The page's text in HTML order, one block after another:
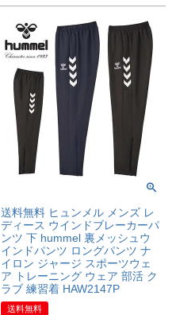
送料無料 ヒュンメル メンズ レ
ディース ウインドブレーカーパ
ンツ 下 hummel 裏メッシュウ
インドパンツ ロングパンツ ナ
イロン ジャージ スポーツウェ
ア トレーニング ウェア 部活 ク
ラブ 練習着 HAW2147P
送料無料